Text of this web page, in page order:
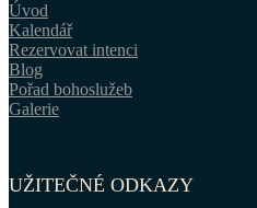
Úvod
Kalendář
Rezervovat intenci
Blog
Pořad bohoslužeb
Galerie
UŽITEČNÉ ODKAZY